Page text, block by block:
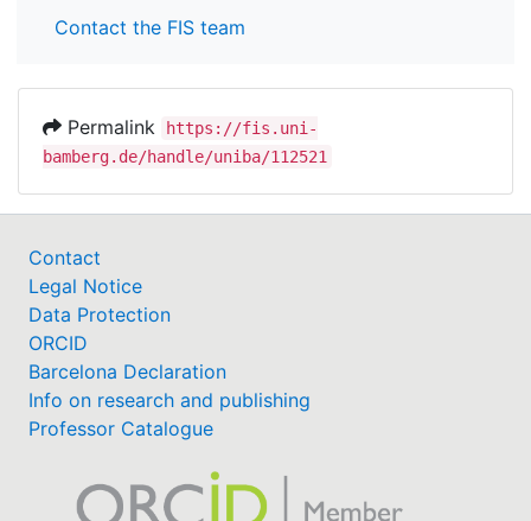
Contact the FIS team
Permalink
https://fis.uni-
bamberg.de/handle/uniba/112521
Contact
Legal Notice
Data Protection
ORCID
Barcelona Declaration
Info on research and publishing
Professor Catalogue